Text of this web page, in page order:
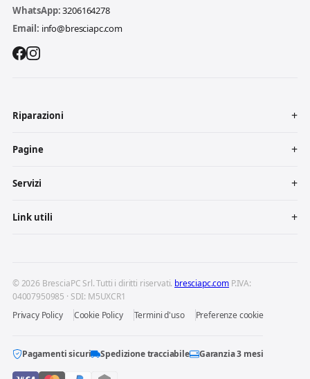
WhatsApp:3206164278
Email: info@bresciapc.com
Riparazioni
Pagine
Servizi
Link utili
© 2026 BresciaPC Srl. Tutti i diritti riservati. bresciapc.com P.IVA:
04007950985 · SDI: M5UXCR1
Privacy Policy
Cookie Policy Termini d'uso Preferenze cookie
Pagamenti sicuri Spedizione tracciabile Garanzia 3 mesi